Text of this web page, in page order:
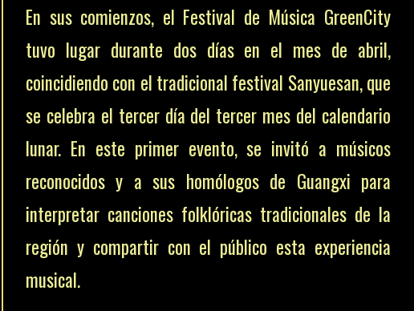
En sus comienzos, el Festival de Música GreenCity
tuvo lugar durante dos días en el mes de abril,
coincidiendo con el tradicional festival Sanyuesan, que
se celebra el tercer día del tercer mes del calendario
lunar. En este primer evento, se invitó a músicos
reconocidos y a sus homólogos de Guangxi para
interpretar canciones folklóricas tradicionales de la
región y compartir con el público esta experiencia
musical.